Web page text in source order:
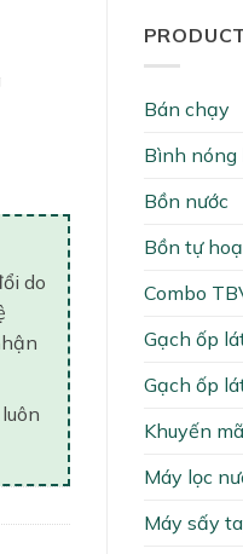
Bán chạy
Bình nóng
Bồn nước
Bồn tự
Combo
Gạch ốp
Gạch ốp
Khuyến
Máy lọc
Máy sấy
do